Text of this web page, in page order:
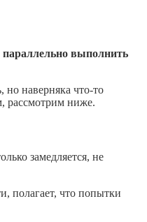
выполнить
но наверняка что-то
рассмотрим ниже.
замедляется, не
полагает, что попытки